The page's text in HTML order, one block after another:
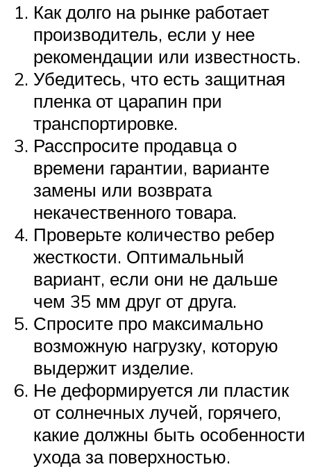
Как долго на рынке работает
производитель, если у нее
рекомендации или известность.
Убедитесь, что есть защитная
пленка от царапин при
транспортировке.
Расспросите продавца о
времени гарантии, варианте
замены или возврата
некачественного товара.
Проверьте количество ребер
жесткости. Оптимальный
вариант, если они не дальше
чем 35 мм друг от друга.
Спросите про максимально
возможную нагрузку, которую
выдержит изделие.
Не деформируется ли пластик
от солнечных лучей, горячего,
какие должны быть особенности
ухода за поверхностью.